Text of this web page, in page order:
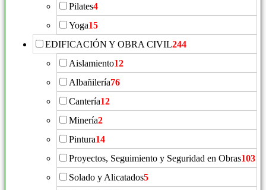
Pilates4
Yoga15
EDIFICACIÓN Y OBRA CIVIL244
Aislamiento12
Albañilería76
Cantería12
Minería2
Pintura14
Proyectos, Seguimiento y Seguridad en Obras103
Solado y Alicatados5